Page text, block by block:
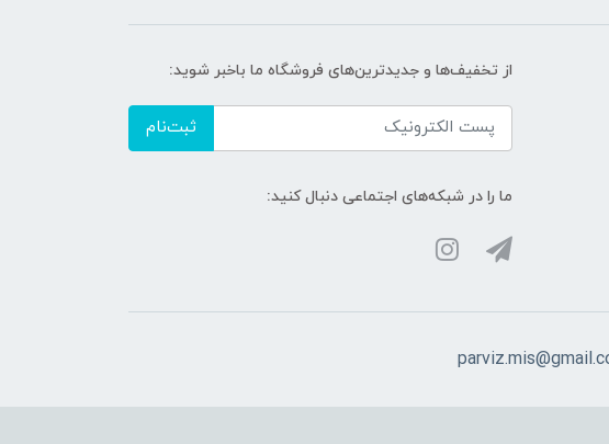
از تخفیف‌ها و جدیدترین‌های فروشگاه ما باخبر شوید:
ثبت‌نام
ما را در شبکه‌های اجتماعی دنبال کنید: